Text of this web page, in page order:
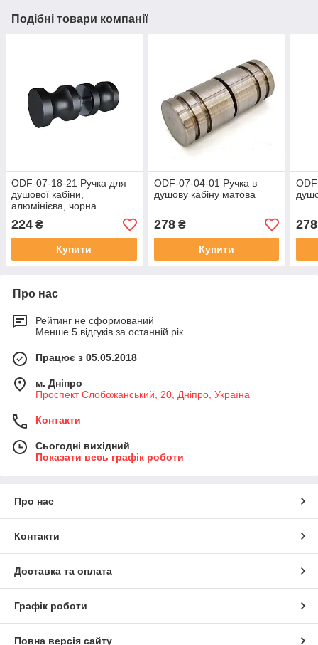
Подібні товари компанії
ODF-07-18-21 Ручка для
душової кабіни,
алюмінієва, чорна
224 ₴
Купити
ODF-07-04-01 Ручка в
душову кабіну матова
278₴
Купити
278
Про нас
Рейтинг не сформований
Менше 5 відгуків за останній рік
Працює з 05.05.2018
м. Дніпро
Проспект Слобожанський, 20, Дніпро, Україна
Контакти
Сьогодні вихідний
Показати весь графік роботи
Про нас
Контакти
Доставка та оплата
Графік роботи
Повна версія сайту